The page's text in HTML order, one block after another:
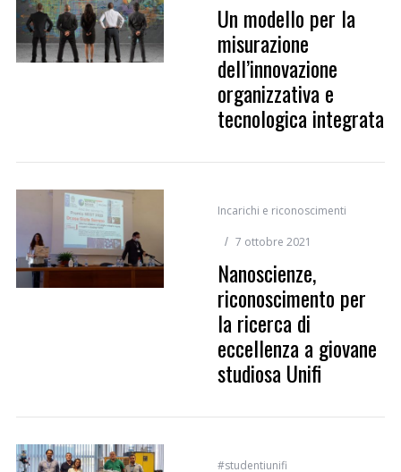
Un modello per la
misurazione
dell’innovazione
organizzativa e
tecnologica integrata
Incarichi e riconoscimenti
7 ottobre 2021
Nanoscienze,
riconoscimento per
la ricerca di
eccellenza a giovane
studiosa Unifi
#studentiunifi